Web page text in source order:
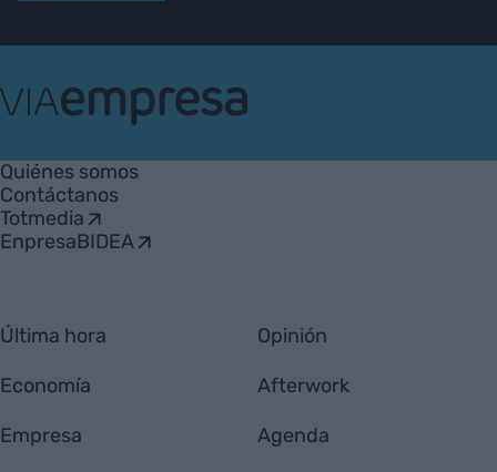
Empresa
Quiénes somos
Contáctanos
Totmedia
EnpresaBIDEA
Última hora
Economía
Empresa
Opinión
Afterwork
Agenda